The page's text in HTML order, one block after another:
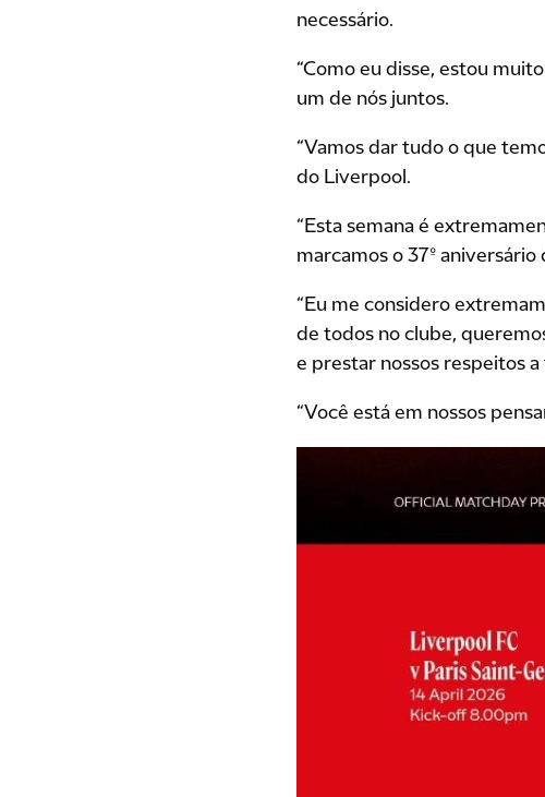
necessário.
“Como eu disse, estou
um de nós juntos.
“Vamos dar tudo o que
do Liverpool.
“Esta semana é
marcamos o 37º
“Eu me considero
de todos no clube,
e prestar nossos respeitos
“Você está em nossos